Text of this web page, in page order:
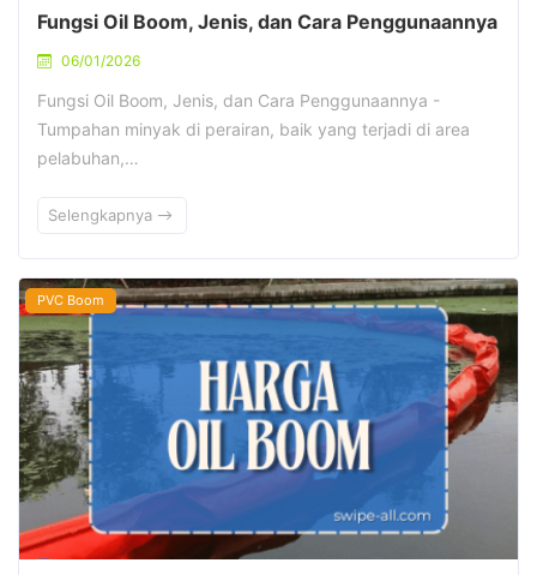
Fungsi Oil Boom, Jenis, dan Cara Penggunaannya
06/01/2026
Fungsi Oil Boom, Jenis, dan Cara Penggunaannya -
Tumpahan minyak di perairan, baik yang terjadi di area
pelabuhan,…
Selengkapnya
PVC Boom